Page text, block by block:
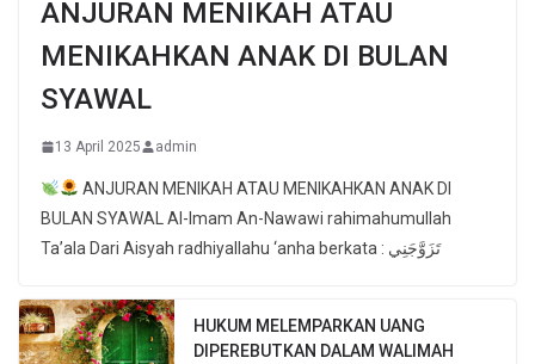
ANJURAN MENIKAH ATAU
MENIKAHKAN ANAK DI BULAN
SYAWAL
13 April 2025 admin
ANJURAN MENIKAH ATAU MENIKAHKAN ANAK DI
BULAN SYAWAL Al-Imam An-Nawawi rahimahumullah
Ta’ala Dari Aisyah radhiyallahu ‘anha berkata : تَزَوَّجَنِي
HUKUM MELEMPARKAN UANG
DIPEREBUTKAN DALAM WALIMAH